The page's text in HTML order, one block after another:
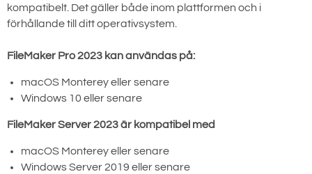
kompatibelt. Det gäller både inom plattformen och i
förhållande till ditt operativsystem.
FileMaker Pro 2023 kan användas på:
macOS Monterey eller senare
Windows 10 eller senare
FileMaker Server 2023 är kompatibel med
macOS Monterey eller senare
Windows Server 2019 eller senare